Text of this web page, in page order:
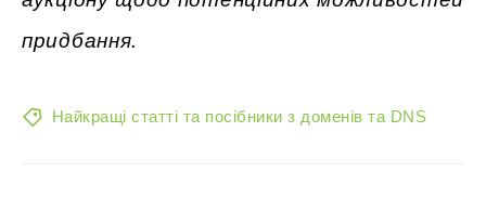
придбання.
Найкращі статті та посібники з доменів та DNS